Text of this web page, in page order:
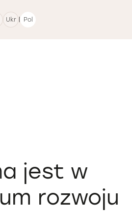
Ukr | Pol
jest w
rozwoju